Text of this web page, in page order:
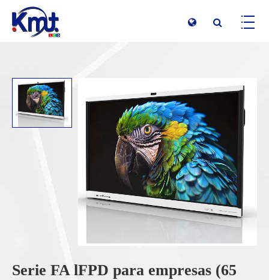
Serie FA lFPD para empresas (65